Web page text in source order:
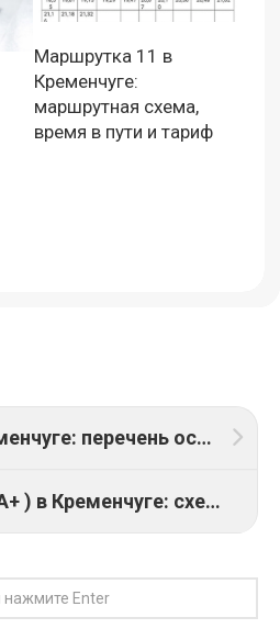
Маршрутка 11 в
Кременчуге:
маршрутная схема,
время в пути и тариф
Автобус 13 в Кременчуге: перечень остановок, время движения и стоимость
Автобус 25 (25А+ ) в Кременчуге: схема маршрута, график и цена проезда